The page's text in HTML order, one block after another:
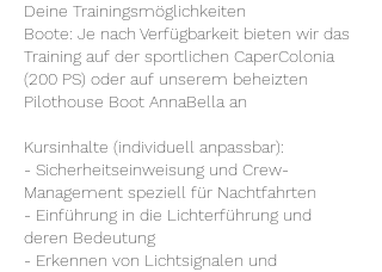
Deine Trainingsmöglichkeiten
Boote: Je nach Verfügbarkeit bieten wir das
Training auf der sportlichen CaperColonia
(200 PS) oder auf unserem beheizten
Pilothouse Boot AnnaBella an
Kursinhalte (individuell anpassbar):
- Sicherheitseinweisung und Crew-
Management speziell für Nachtfahrten
- Einführung in die Lichterführung und
deren Bedeutung
- Erkennen von Lichtsignalen und